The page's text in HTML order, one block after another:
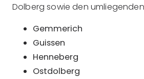
Dolberg sowie den
Gemmerich
Guissen
Henneberg
Ostdolberg